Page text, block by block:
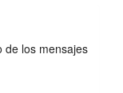
de los mensajes